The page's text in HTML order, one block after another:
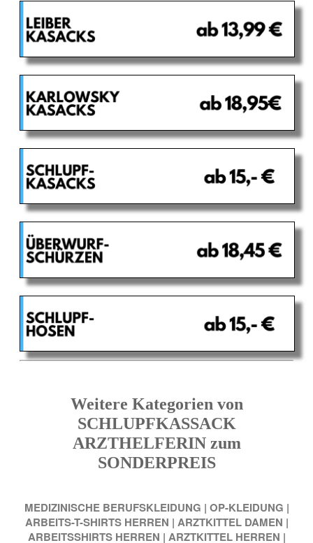
Weitere Kategorien von
SCHLUPFKASSACK
ARZTHELFERIN zum
SONDERPREIS
MEDIZINISCHE BERUFSKLEIDUNG | OP-KLEIDUNG |
ARBEITS-T-SHIRTS HERREN | ARZTKITTEL DAMEN |
ARBEITSSHIRTS HERREN | ARZTKITTEL HERREN |